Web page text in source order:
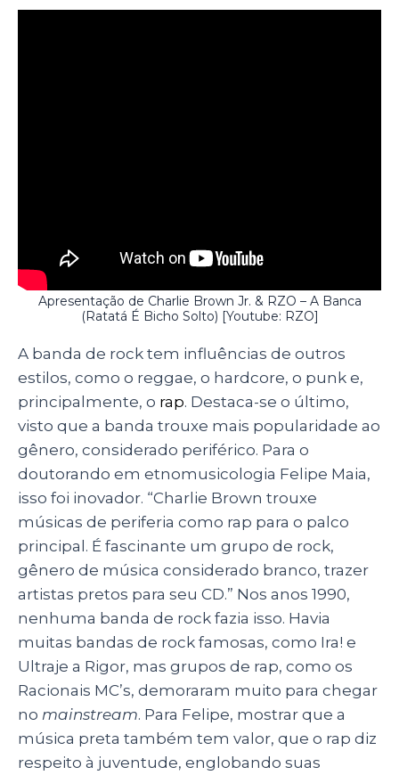
Apresentação de Charlie Brown Jr. & RZO – A Banca
(Ratatá É Bicho Solto) [Youtube: RZO]
A banda de rock tem influências de outros
estilos, como o reggae, o hardcore, o punk e,
principalmente, o rap. Destaca-se o último,
visto que a banda trouxe mais popularidade ao
gênero, considerado periférico. Para o
doutorando em etnomusicologia Felipe Maia,
isso foi inovador. “Charlie Brown trouxe
músicas de periferia como rap para o palco
principal. É fascinante um grupo de rock,
gênero de música considerado branco, trazer
artistas pretos para seu CD.” Nos anos 1990,
nenhuma banda de rock fazia isso. Havia
muitas bandas de rock famosas, como Ira! e
Ultraje a Rigor, mas grupos de rap, como os
Racionais MC’s, demoraram muito para chegar
no mainstream. Para Felipe, mostrar que a
música preta também tem valor, que o rap diz
respeito à juventude, englobando suas